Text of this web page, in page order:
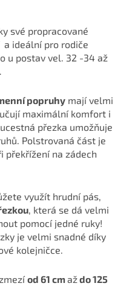
své propracované
a ideální pro rodiče
u postav vel. 32 -34 až
popruhy mají velmi
maximální komfort i
přezka umožňuje
Polstrovaná část je
překřížení na zádech
využít hrudní pás,
, která se dá velmi
pomocí jedné ruky!
je velmi snadné díky
kolejničce.
od 61 cmaždo 125